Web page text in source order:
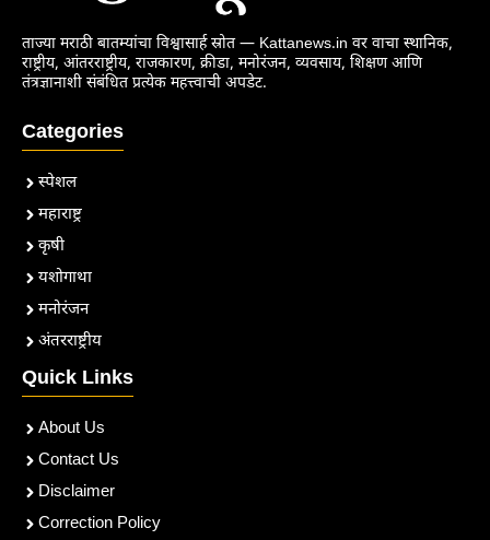
ताज्या मराठी बातम्यांचा विश्वासार्ह स्रोत — Kattanews.in वर वाचा स्थानिक,
राष्ट्रीय, आंतरराष्ट्रीय, राजकारण, क्रीडा, मनोरंजन, व्यवसाय, शिक्षण आणि
तंत्रज्ञानाशी संबंधित प्रत्येक महत्त्वाची अपडेट.
Categories
स्पेशल
महाराष्ट्र
कृषी
यशोगाथा
मनोरंजन
अंतरराष्ट्रीय
Quick Links
About Us
Contact Us
Disclaimer
Correction Policy